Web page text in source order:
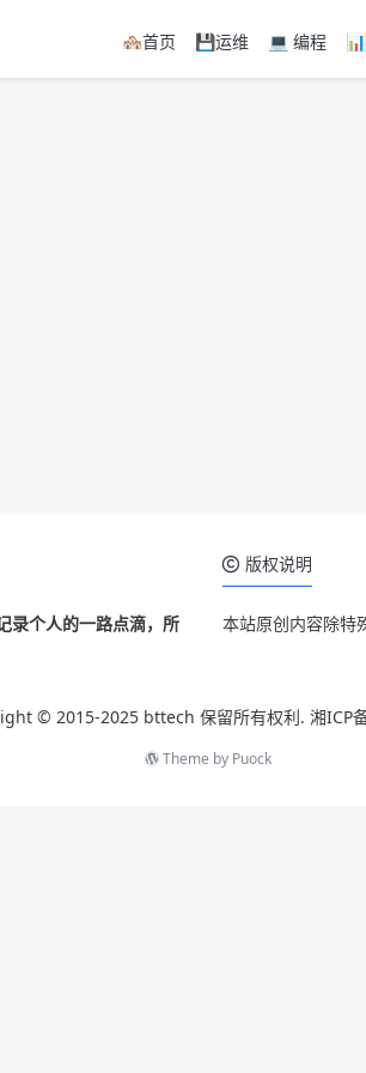
🏘首页 💾运维 💻 编程
录个人的一路点滴，所
版权说明
本站原创内容除特
© 2015-2025 bttech 保留所有权利. 湘ICP
Theme by Puock